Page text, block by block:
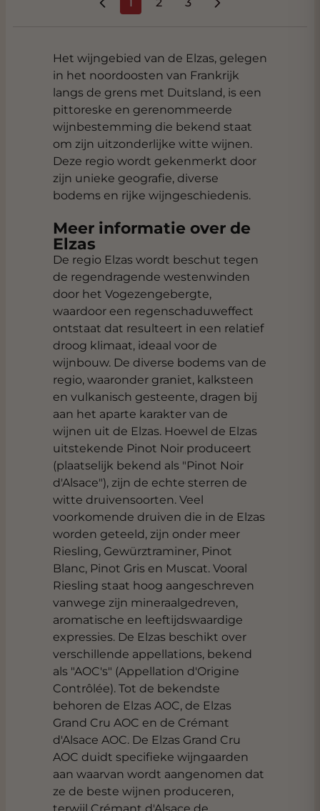
U lees momenteel pagina
PaginaPagina
Het wijngebied van de Elzas, gelegen
in het noordoosten van Frankrijk
langs de grens met Duitsland, is een
pittoreske en gerenommeerde
wijnbestemming die bekend staat
om zijn uitzonderlijke witte wijnen.
Deze regio wordt gekenmerkt door
zijn unieke geografie, diverse
bodems en rijke wijngeschiedenis.
Meer informatie over de
Elzas
De regio Elzas wordt beschut tegen
de regendragende westenwinden
door het Vogezengebergte,
waardoor een regenschaduweffect
ontstaat dat resulteert in een relatief
droog klimaat, ideaal voor de
wijnbouw. De diverse bodems van de
regio, waaronder graniet, kalksteen
en vulkanisch gesteente, dragen bij
aan het aparte karakter van de
wijnen uit de Elzas. Hoewel de Elzas
uitstekende Pinot Noir produceert
(plaatselijk bekend als "Pinot Noir
d'Alsace"), zijn de echte sterren de
witte druivensoorten. Veel
voorkomende druiven die in de Elzas
worden geteeld, zijn onder meer
Riesling, Gewürztraminer, Pinot
Blanc, Pinot Gris en Muscat. Vooral
Riesling staat hoog aangeschreven
vanwege zijn mineraalgedreven,
aromatische en leeftijdswaardige
expressies. De Elzas beschikt over
verschillende appellations, bekend
als "AOC's" (Appellation d'Origine
Contrôlée). Tot de bekendste
behoren de Elzas AOC, de Elzas
Grand Cru AOC en de Crémant
d'Alsace AOC. De Elzas Grand Cru
AOC duidt specifieke wijngaarden
aan waarvan wordt aangenomen dat
ze de beste wijnen produceren,